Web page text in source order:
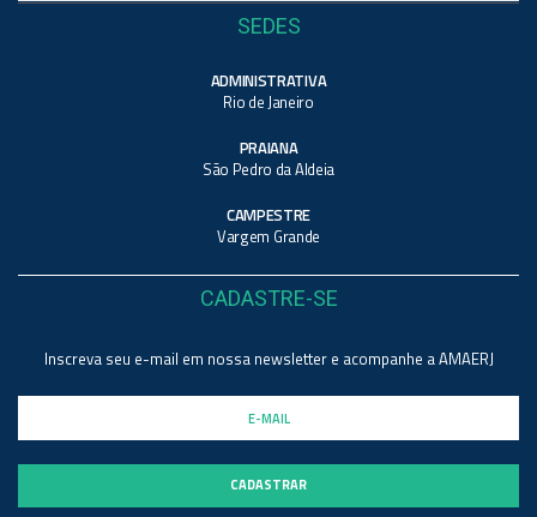
SEDES
ADMINISTRATIVA
Rio de Janeiro
PRAIANA
São Pedro da Aldeia
CAMPESTRE
Vargem Grande
CADASTRE-SE
Inscreva seu e-mail em nossa newsletter e acompanhe a AMAERJ